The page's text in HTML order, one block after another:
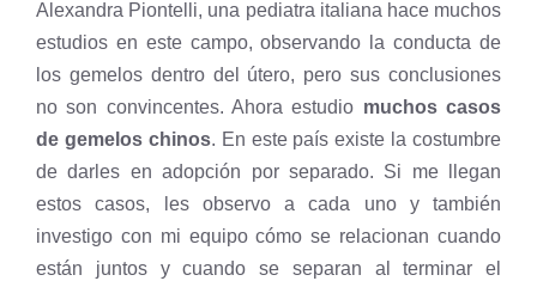
Alexandra Piontelli, una pediatra italiana hace muchos
estudios en este campo, observando la conducta de
los gemelos dentro del útero, pero sus conclusiones
no son convincentes. Ahora estudio muchos casos
de gemelos chinos. En este país existe la costumbre
de darles en adopción por separado. Si me llegan
estos casos, les observo a cada uno y también
investigo con mi equipo cómo se relacionan cuando
están juntos y cuando se separan al terminar el